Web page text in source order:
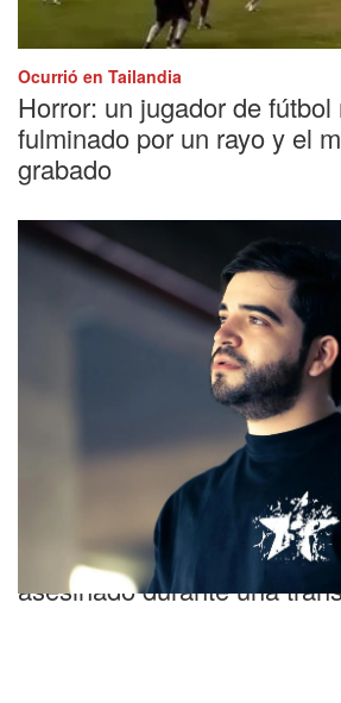
Ocurrió en Tailandia
Horror: un jugador de fútbol
fulminado por un rayo y el
grabado
Quién era César
asesinado durante una